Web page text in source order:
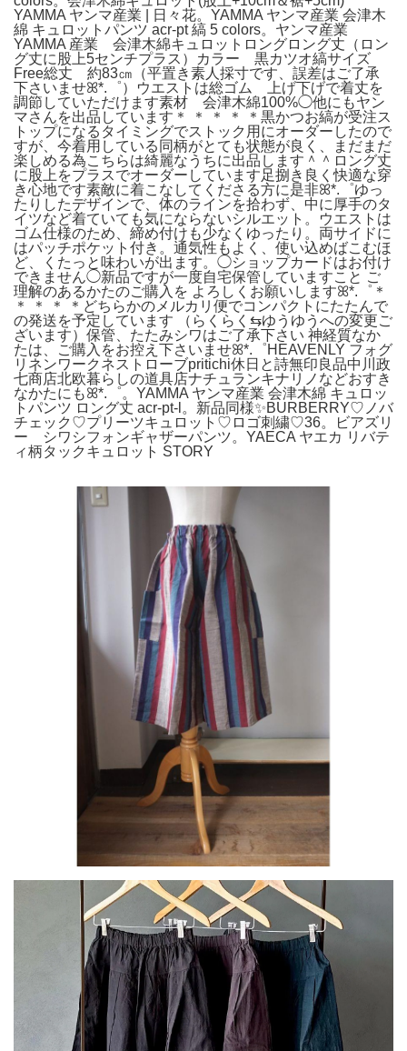
YAMMA ヤンマ産業 | 日々花。YAMMA ヤンマ産業 会津木
綿 キュロットパンツ acr-pt 縞 5 colors。ヤンマ産業
YAMMA 産業 会津木綿キュロットロングロング丈（ロン
グ丈に股上5センチプラス）カラー 黒カツオ縞サイズ
Free総丈 約83㎝（平置き素人採寸です、誤差はご了承
下さいませꕤ*.゜）ウエストは総ゴム 上げ下げで着丈を
調節していただけます素材 会津木綿100%◯他にもヤン
マさんを出品しています＊ ＊ ＊ ＊ ＊黒かつお縞が受注ス
トップになるタイミングでストック用にオーダーしたので
すが、今着用している同柄がとても状態が良く、まだまだ
楽しめる為こちらは綺麗なうちに出品します＾＾ロング丈
に股上をプラスでオーダーしています足捌き良く快適な穿
き心地です素敵に着こなしてくださる方に是非ꕤ*.゜ゆっ
たりしたデザインで、体のラインを拾わず、中に厚手のタ
イツなど着ていても気にならないシルエット。ウエストは
ゴム仕様のため、締め付けも少なくゆったり。両サイドに
はパッチポケット付き。通気性もよく、使い込めばこむほ
ど、くたっと味わいが出ます。◯ショップカードはお付け
できません◯新品ですが一度自宅保管していますこと ご
理解のあるかたのご購入を よろしくお願いしますꕤ*.゜＊
＊ ＊ ＊ ＊どちらかのメルカリ便でコンパクトにたたんで
の発送を予定しています （らくらく⇆ゆうゆうへの変更ご
ざいます）保管、たたみシワはご了承下さい 神経質なか
たは、ご購入をお控え下さいませꕤ*.゜HEAVENLY フォグ
リネンワークネストローブpritichi休日と詩無印良品中川政
七商店北欧暮らしの道具店ナチュランキナリノなどおすき
なかたにもꕤ*.゜。YAMMA ヤンマ産業 会津木綿 キュロッ
トパンツ ロング丈 acr-pt-l。新品同様✨️BURBERRY♡ノバ
チェック♡プリーツキュロット♡ロゴ刺繍♡36。ビアズリ
ー シワシフォンギャザーパンツ。YAECA ヤエカ リバテ
ィ柄タックキュロット STORY